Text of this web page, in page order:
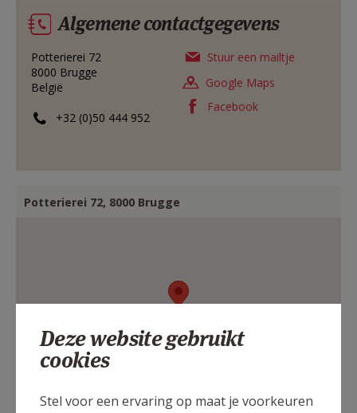
ZOEKEN
STARTPAGINA PORTAAL
MIJN PAROCHIE
Algemene contactgegevens
Potterierei 72
8000 Brugge
België
+32 (0)50 444 952
Stuur een mailtje
Google Maps
Facebook
Potterierei 72, 8000 Brugge
Deze website gebruikt
cookies
Stel voor een ervaring op maat je voorkeuren